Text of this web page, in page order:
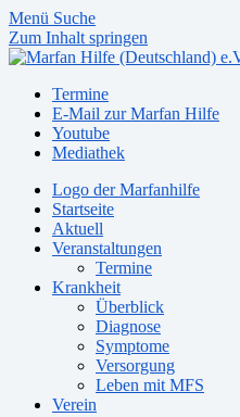
Menü Suche
Zum Inhalt springen
Termine
E-Mail zur Marfan Hilfe
Youtube
Mediathek
Logo der Marfanhilfe
Startseite
Aktuell
Veranstaltungen
Termine
Krankheit
Überblick
Diagnose
Symptome
Versorgung
Leben mit MFS
Verein